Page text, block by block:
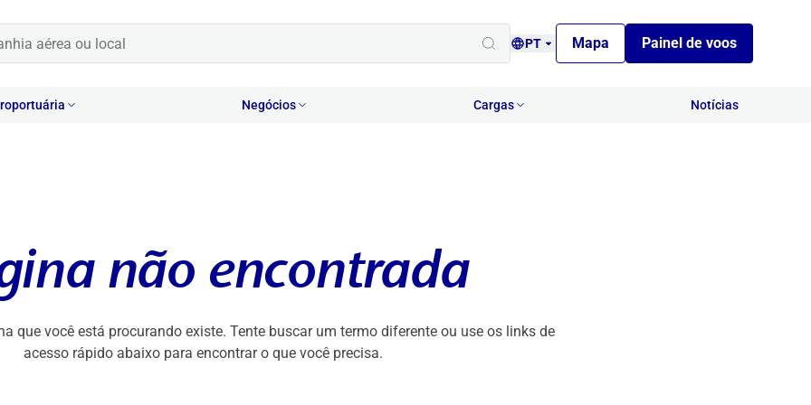
PT Mapa Painel de voos
Negócios Cargas Notícias
não encontrada
que você está procurando existe. Tente buscar um termo diferente ou use os links de
acesso rápido abaixo para encontrar o que você precisa.